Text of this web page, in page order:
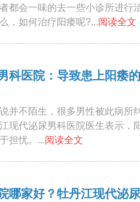
都会一味的去一些小诊所进行
，如何治疗阳痿呢?...阅读全文
科医院：导致患上阳痿
并不陌生，很多男性被此病
现代泌尿男科医院医生表示
担忧。...阅读全文
哪家好？牡丹江现代泌